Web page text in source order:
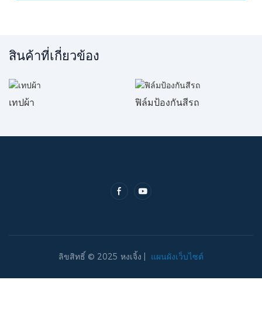
สินค้าที่เกี่ยวข้อง
เทปผ้า ฟิล์มป้องกันสีรถ
ลิขสิทธิ์ © 2025 หงเจิ้ง | แผนผังเว็บไซต์